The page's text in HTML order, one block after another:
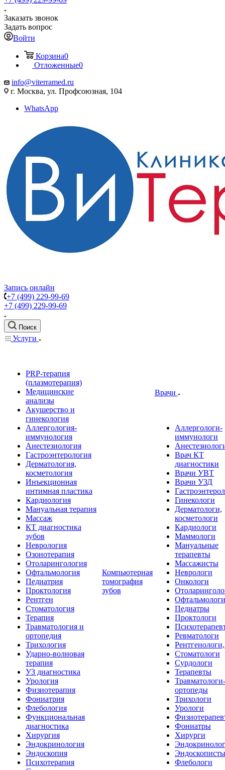
Заказать звонок
Задать вопрос
Войти
Корзина0
Отложенные0
info@viterramed.ru
г. Москва, ул. Профсоюзная, 104
WhatsApp
Запись онлайн
+7 (499) 229-99-69
+7 (499) 229-99-69
Поиск
Услуги
PRP-терапия
(плазмотерапия)
Медицинские
анализы
Акушерство и
гинекология
Аллергология-
иммунология
Анестезиология
Гастроэнтерология
Дерматология,
косметология
Инъекционная
интимная пластика
Кардиология
Мануальная терапия
Массаж
КТ диагностика
зубов
Неврология
Озонотерапия
Отоларингология
Офтальмология
Педиатрия
Проктология
Рентген
Стоматология
Терапия
Травматология и
ортопедия
Трихология
Ударно-волновая
терапия
УЗ диагностика
Урология
Физиотерапия
Фониатрия
Флебология
Функциональная
диагностика
Хирургия
Эндокринология
Эндоскопия
Психотерапия
Компьютерная
томография
зубов
Врачи
Аллергологи-
иммунологи
Врач КТ
диагностики
Врачи УВТ
Врачи УЗД
Гинекологи
Дерматологи,
косметологи
Кардиологи
Маммологи
Мануальные
терапевты
Массажисты
Неврологи
Онкологи
Офтальмологи
Педиатры
Проктологи
Ревматологи
Стоматологи
Сурдологи
Терапевты
Травматологи-
ортопеды
Трихологи
Урологи
Фониатры
Хирурги
Эндоскописты
Флебологи